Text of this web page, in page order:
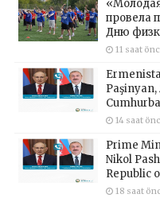
провела
Дню
11 saat
14 saat
Prime
Nikol
Republic
18 saat